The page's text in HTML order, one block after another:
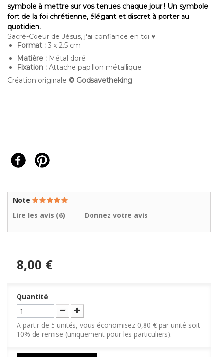
symbole à mettre sur vos tenues chaque jour ! Un symbole
fort de la foi chrétienne, élégant et discret à porter au
quotidien.
Sacré-Coeur de Jésus, j'ai confiance en toi ♥
Format : 3 x 2.5 cm
Matière : Métal doré
Fixation : Attache papillon métallique
Création originale © Godsavetheking
Note
Lire les avis (6) Donnez votre avis
8,00 €
Quantité
A partir de 5 unités, vous économisez 0,80 € par unité soit
10% de remise (uniquement pour les particuliers).